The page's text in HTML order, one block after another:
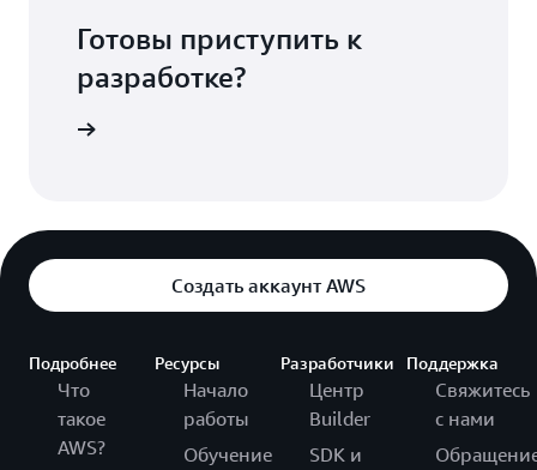
Готовы приступить к
разработке?
Создать аккаунт AWS
Подробнее
Что
такое
AWS?
Ресурсы
Начало
работы
Обучение
Разработчики
Центр
Builder
SDK и
Поддержка
Свяжитесь
с нами